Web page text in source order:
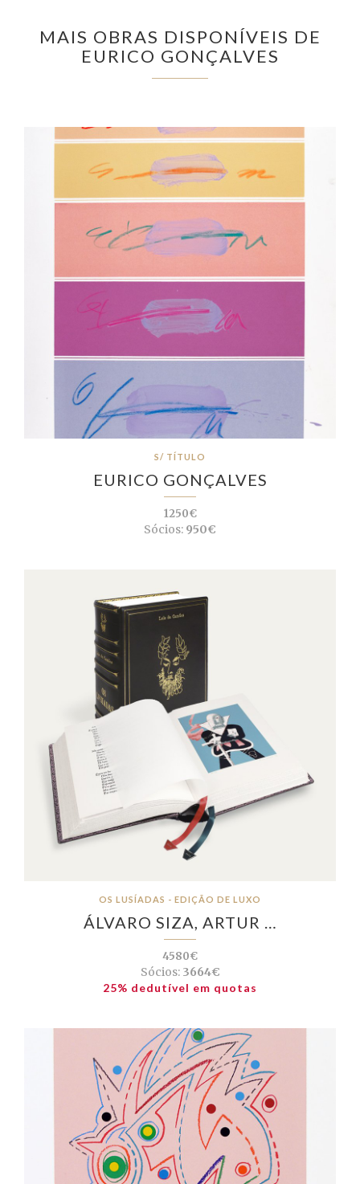
MAIS OBRAS DISPONÍVEIS DE
EURICO GONÇALVES
S/ TÍTULO
EURICO GONÇALVES
1250€
Sócios: 950€
OS LUSÍADAS - EDIÇÃO DE LUXO
ÁLVARO SIZA, ARTUR …
4580€
Sócios:3664€
25% dedutível em quotas